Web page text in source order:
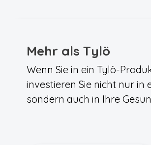
Mehr als Tylö
Wenn Sie in ein Tylö-
investieren Sie nicht nur in
sondern auch in Ihre